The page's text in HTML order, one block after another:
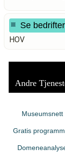
Se
HOV
Andre
Museumsnett
Gratis